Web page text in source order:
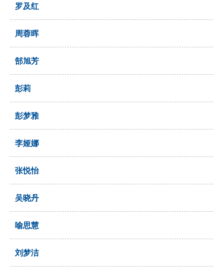
罗及红
周蓉晖
郜旭芳
彭莉
彭梦雅
李娅娜
张悦怡
吴晓丹
喻思慧
刘梦洁